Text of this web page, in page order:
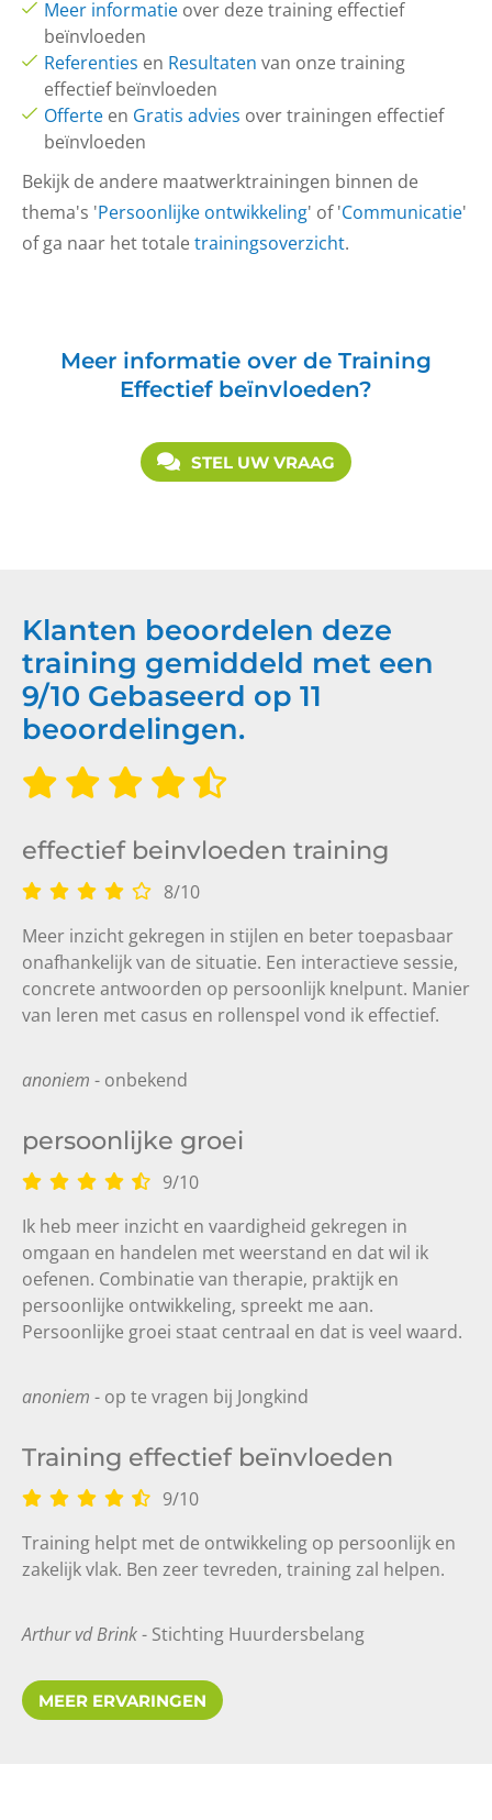
Meer informatie over deze training effectief
beïnvloeden
Referenties en Resultaten van onze training
effectief beïnvloeden
Offerte en Gratis advies over trainingen effectief
beïnvloeden
Bekijk de andere maatwerktrainingen binnen de
thema's 'Persoonlijke ontwikkeling' of 'Communicatie'
of ga naar het totaletrainingsoverzicht.
Meer informatie over de Training
Effectief beïnvloeden?
STEL UW VRAAG
Klanten beoordelen deze
training gemiddeld met een
9/10 Gebaseerd op 11
beoordelingen.
effectief beinvloeden training
8/10
Meer inzicht gekregen in stijlen en beter toepasbaar
onafhankelijk van de situatie. Een interactieve sessie,
concrete antwoorden op persoonlijk knelpunt. Manier
van leren met casus en rollenspel vond ik effectief.
anoniem - onbekend
persoonlijke groei
9/10
Ik heb meer inzicht en vaardigheid gekregen in
omgaan en handelen met weerstand en dat wil ik
oefenen. Combinatie van therapie, praktijk en
persoonlijke ontwikkeling, spreekt me aan.
Persoonlijke groei staat centraal en dat is veel waard.
anoniem - op te vragen bij Jongkind
Training effectief beïnvloeden
9/10
Training helpt met de ontwikkeling op persoonlijk en
zakelijk vlak. Ben zeer tevreden, training zal helpen.
Arthur vd Brink- Stichting Huurdersbelang
MEER ERVARINGEN